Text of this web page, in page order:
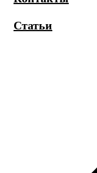
Статьи